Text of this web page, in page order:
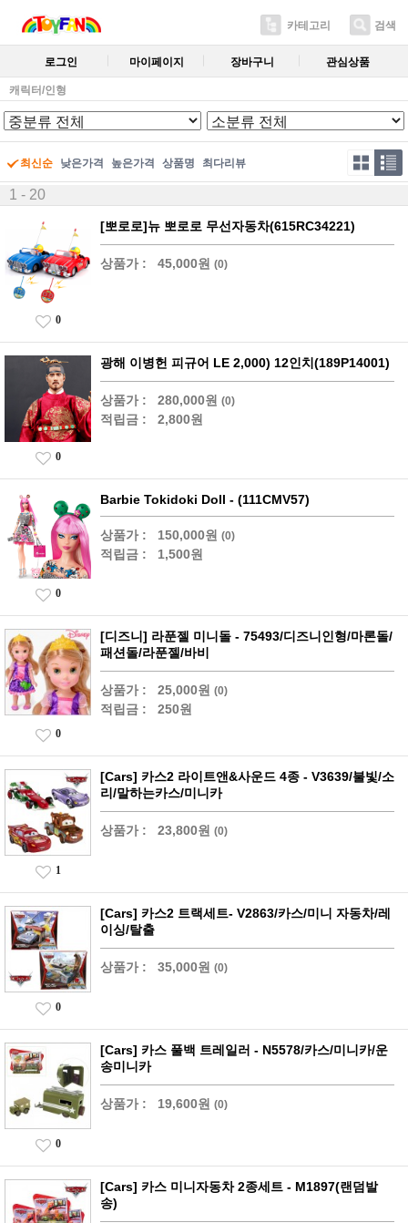
카테고리 검색
로그인 마이페이지 장바구니 관심상품
캐릭터/인형
최신순 낮은가격 높은가격 상품명 최다리뷰
1 - 20
[뽀로로]뉴 뽀로로 무선자동차(615RC34221)
상품가 : 45,000원 (0)
0
광해 이병헌 피규어 LE 2,000) 12인치(189P14001)
상품가 : 280,000원 (0)
적립금 : 2,800원
0
Barbie Tokidoki Doll - (111CMV57)
상품가 : 150,000원 (0)
적립금 : 1,500원
0
[디즈니] 라푼젤 미니돌 - 75493/디즈니인형/마론돌/
패션돌/라푼젤/바비
상품가 : 25,000원 (0)
적립금 : 250원
0
[Cars] 카스2 라이트앤&사운드 4종 - V3639/불빛/소
리/말하는카스/미니카
상품가 : 23,800원 (0)
1
[Cars] 카스2 트랙세트- V2863/카스/미니 자동차/레
이싱/탈출
상품가 : 35,000원 (0)
0
[Cars] 카스 풀백 트레일러 - N5578/카스/미니카/운
송미니카
상품가 : 19,600원 (0)
0
[Cars] 카스 미니자동차 2종세트 - M1897(랜덤발
송)